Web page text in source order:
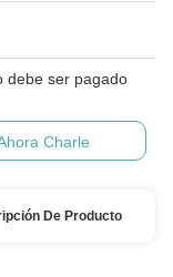
debe ser pagado
Charle
De Producto